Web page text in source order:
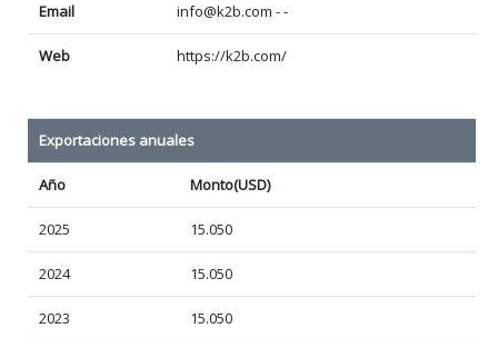
Email info@k2b.com - -
Web https://k2b.com/
Exportaciones anuales
Año Monto(USD)
2025 15.050
2024 15.050
2023 15.050